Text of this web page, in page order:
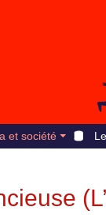
et société